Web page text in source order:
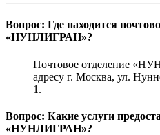
Вопрос: Где находится
«НУНЛИГРАН»?
Почтовое отделение
адресу г. Москва, ул.
1.
Вопрос: Какие услуги
«НУНЛИГРАН»?